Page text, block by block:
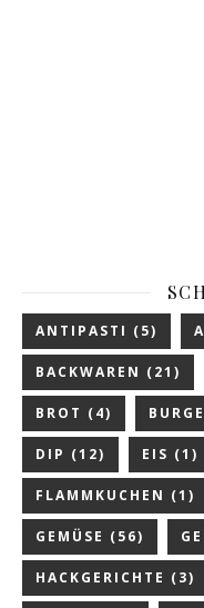
ANTIPASTI (5)
BACKWAREN (21)
BROT (4)
DIP (12) EIS (1)
FLAMMKUCHEN (1)
GEMÜSE (56)
HACKGERICHTE (3)